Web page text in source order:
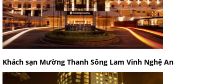
Khách sạn Mường Thanh Sông Lam Vinh Nghệ An